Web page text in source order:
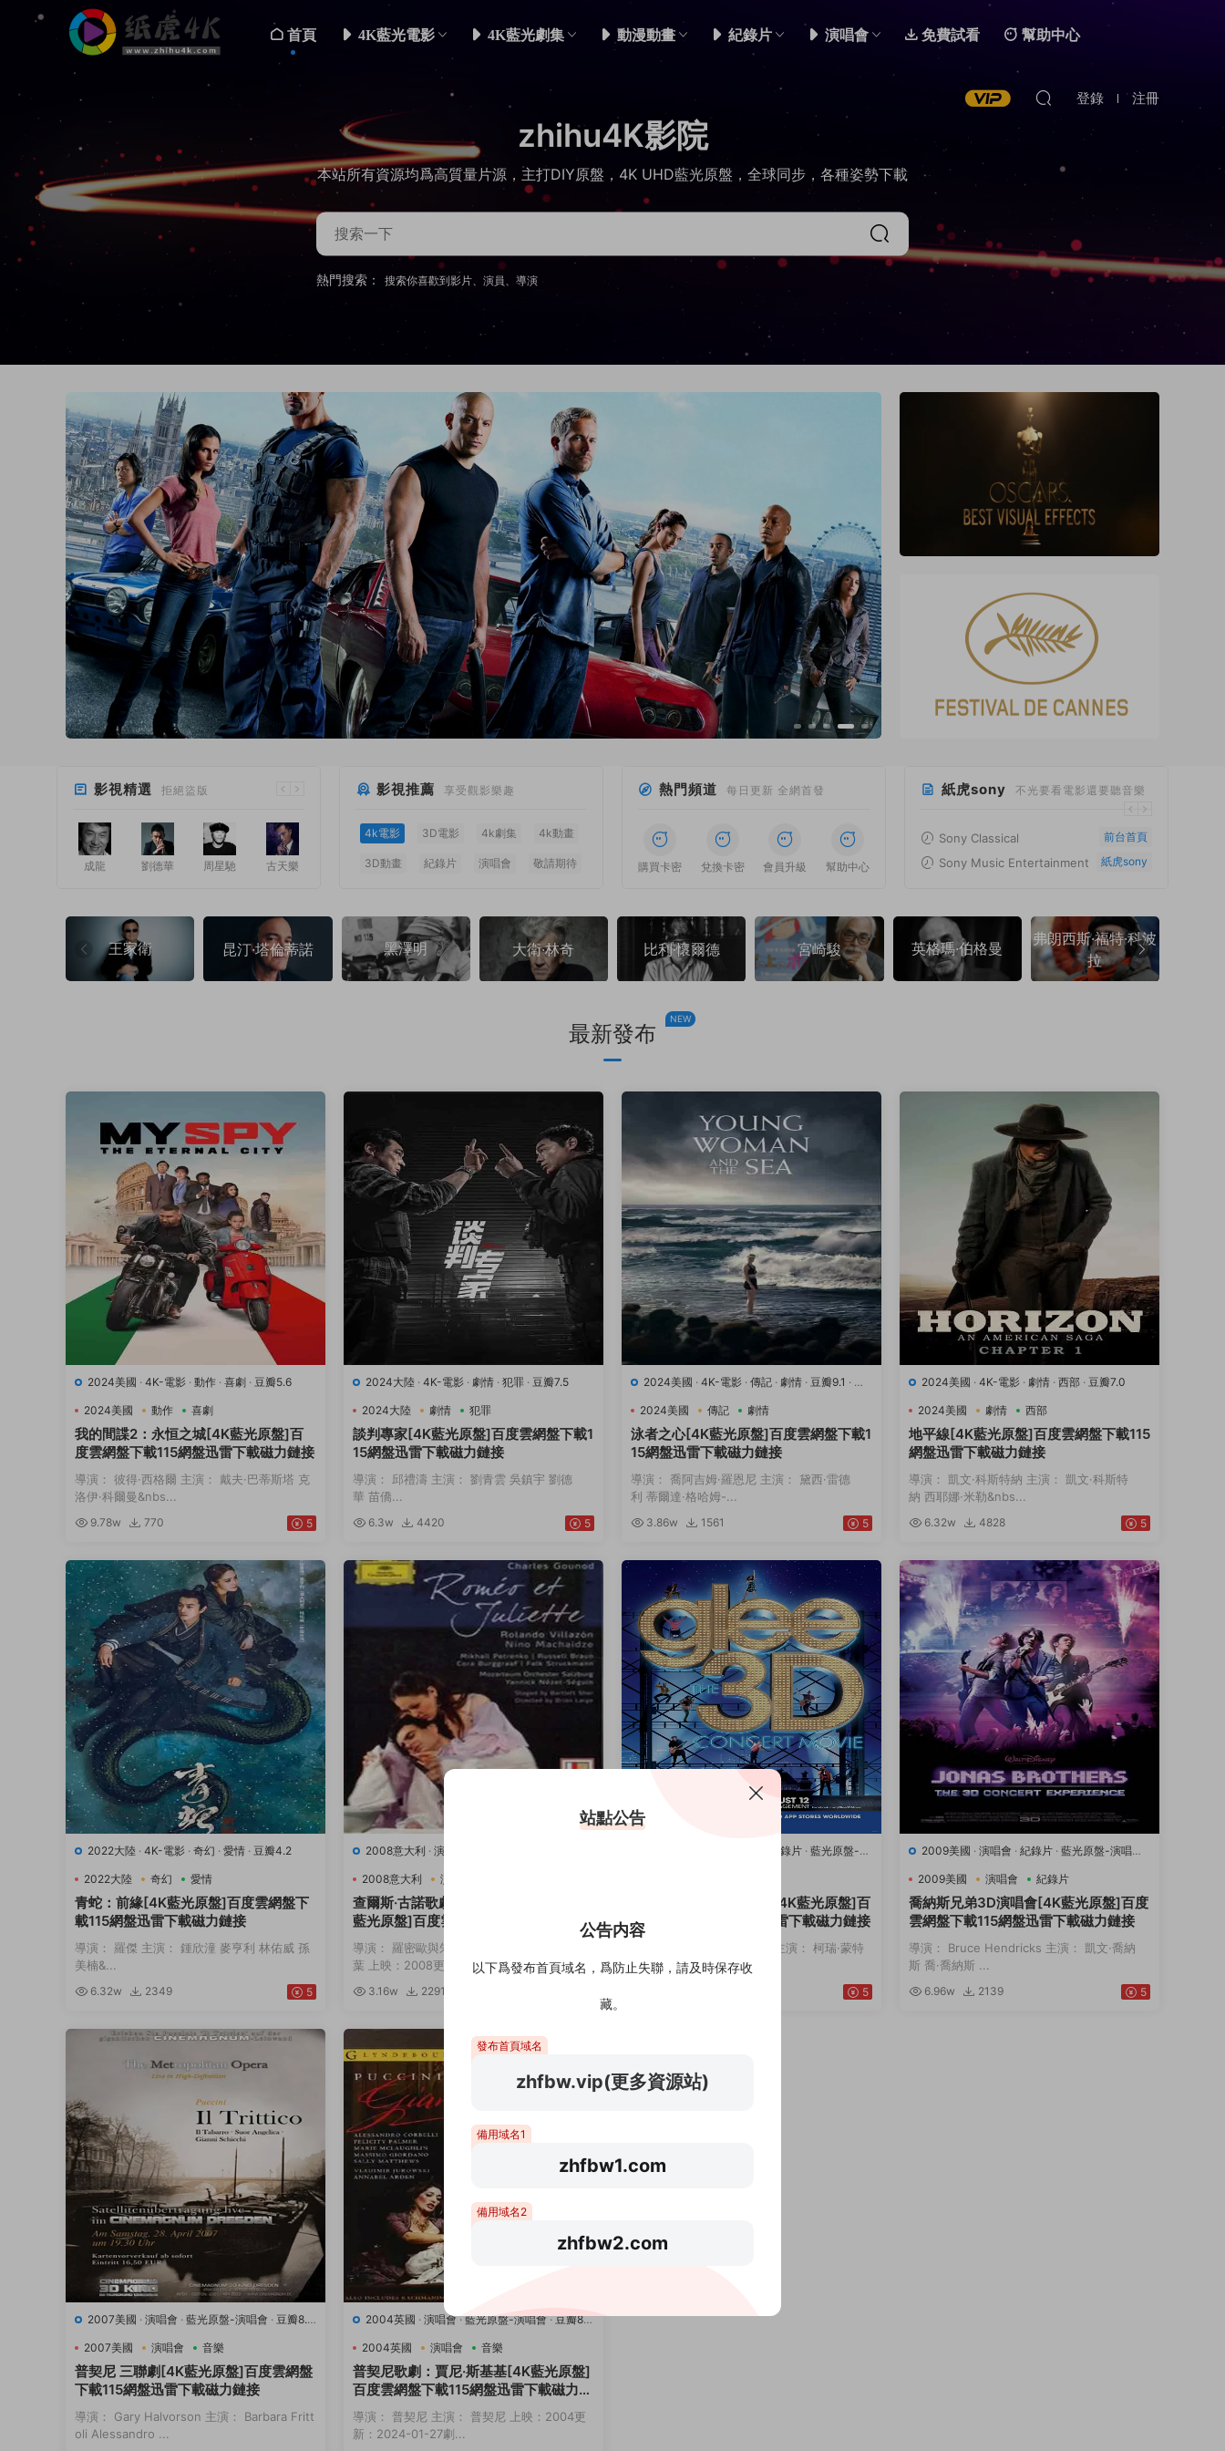
首頁 4K藍光電影 4K藍光劇集 動漫動畫 紀錄片 演唱會 免費試看 幫助中心
登錄 注冊
zhihu4K影院
本站所有資源均爲高質量片源，主打DIY原盤，4K UHD藍光原盤，全球同步，各種姿勢下載
熱門搜索： 搜索你喜歡到影片、演員、導演
影視精選 拒絕盜版
成龍 劉德華 周星馳 古天樂 11
影視推薦 享受觀影樂趣
4k電影 3D電影 4k劇集 4k動畫
3D動畫 紀錄片 演唱會 敬請期待
熱門頻道 每日更新 全網首發
購買卡密 兌換卡密 會員升級 幫助中心
紙虎sony 不光要看電影還要聽音樂
Sony Classical 前台首頁
Sony Music Entertainment 紙虎sony
王家衛 昆汀·塔倫蒂諾 黑澤明 大衛·林奇 比利·懷爾德 宮崎駿 英格瑪·伯格曼
弗朗西斯·福特·科波
拉
最新發布
NEW
2024美國 · 4K-電影 · 動作 · 喜劇 · 豆瓣5.6
2024美國 動作 喜劇
我的間諜2：永恒之城[4K藍光原盤]百
度雲網盤下載115網盤迅雷下載磁力鏈接
導演： 彼得·西格爾 主演： 戴夫·巴蒂斯塔 克
洛伊·科爾曼&nbs...
9.78w 770 5
2024大陸 · 4K-電影 · 劇情 · 犯罪 · 豆瓣7.5
2024大陸 劇情 犯罪
談判專家[4K藍光原盤]百度雲網盤下載1
15網盤迅雷下載磁力鏈接
導演： 邱禮濤 主演： 劉青雲 吳鎮宇 劉德
華 苗僑...
6.3w 4420 5
2024美國 · 4K-電影 · 傳記 · 劇情 · 豆瓣9.1 · 運
2024美國
傳記 劇情
泳者之心[4K藍光原盤]百度雲網盤下載1
15網盤迅雷下載磁力鏈接
導演： 喬阿吉姆·羅恩尼 主演： 黛西·雷德
利 蒂爾達·格哈姆-...
3.86w 1561 5
2024美國 · 4K-電影 · 劇情 · 西部 · 豆瓣7.0
2024美國 劇情 西部
地平線[4K藍光原盤]百度雲網盤下載115
網盤迅雷下載磁力鏈接
導演： 凱文·科斯特納 主演： 凱文·科斯特
納 西耶娜·米勒&nbs...
6.32w 4828 5
2022大陸 · 4K-電影 · 奇幻 · 愛情 · 豆瓣4.2
2022大陸 奇幻 愛情
青蛇：前緣[4K藍光原盤]百度雲網盤下
載115網盤迅雷下載磁力鏈接
導演： 羅傑 主演： 鍾欣潼 麥亨利 林佑威 孫
美楠&...
6.32w 2349 5
2008意大利 · 演唱會
2008意大利
演唱會
查爾斯·古諾歌劇：羅密歐與朱麗葉[4K
藍光原盤]百度雲網盤下載115網盤迅雷
下載磁力鏈接
導演： 羅密歐與朱麗葉 主演： 羅密歐與朱麗
葉 上映：2008更...
3.16w 2291
紀錄片 · 藍光原盤-演
歡樂合唱團：3D演唱會[4K藍光原盤]百
度雲網盤下載115網盤迅雷下載磁力鏈接
導演： Kevin Tancharoen 主演： 柯瑞·蒙特
斯 迪安娜·阿格隆&...
5
2009美國 · 演唱會 · 紀錄片 · 藍光原盤-演唱會
2009美國
演唱會 紀錄片
喬納斯兄弟3D演唱會[4K藍光原盤]百度
雲網盤下載115網盤迅雷下載磁力鏈接
導演： Bruce Hendricks 主演： 凱文·喬納
斯 喬·喬納斯 ...
6.96w 2139 5
2007美國 · 演唱會 · 藍光原盤-演唱會 · 豆瓣8.9
2007美國
演唱會 音樂
普契尼 三聯劇[4K藍光原盤]百度雲網盤
下載115網盤迅雷下載磁力鏈接
導演： Gary Halvorson 主演： Barbara Fritt
oli Alessandro ...
2004英國 · 演唱會·藍光原盤-演唱會·豆瓣8.2
2004英國
演唱會 音樂
普契尼歌劇：賈尼·斯基基[4K藍光原盤]
百度雲網盤下載115網盤迅雷下載磁力鏈
接
導演： 普契尼 主演： 普契尼 上映：2004更
新：2024-01-27劇...
站點公告
公告内容
以下爲發布首頁域名，爲防止失聯，請及時保存收
藏。
發布首頁域名
zhfbw.vip(更多資源站)
備用域名1
zhfbw1.com
備用域名2
zhfbw2.com